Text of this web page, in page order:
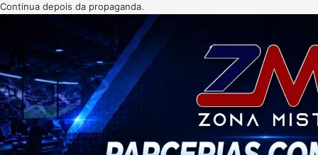
Continua depois da propaganda.